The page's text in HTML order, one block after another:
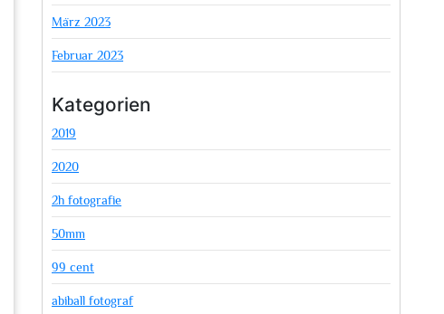
März 2023
Februar 2023
Kategorien
2019
2020
2h fotografie
50mm
99 cent
abiball fotograf